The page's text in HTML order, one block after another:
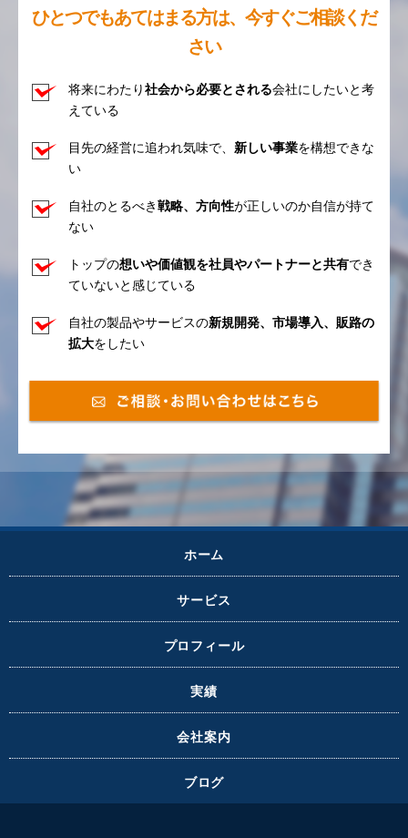
ひとつでもあてはまる方は、今すぐご相談くだ
さい
将来にわたり社会から必要とされる会社にしたいと考
えている
目先の経営に追われ気味で、 新しい事業を構想できな
い
自社のとるべき戦略、方向性が正しいのか自信が持て
ない
トップの想いや価値観を社員やパートナーと共有でき
ていないと感じている
自社の製品やサービスの新規開発、市場導入、販路の
拡大をしたい
ホーム
サービス
プロフィール
実績
会社案内
ブログ